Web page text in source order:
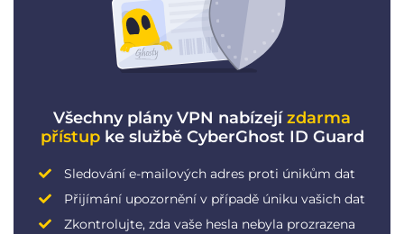
Všechny plány VPN nabízejízdarma
přístupke službě CyberGhost ID Guard
Sledování e-mailových adres proti únikům dat
Přijímání upozornění v případě úniku vašich dat
Zkontrolujte, zda vaše hesla nebyla prozrazena